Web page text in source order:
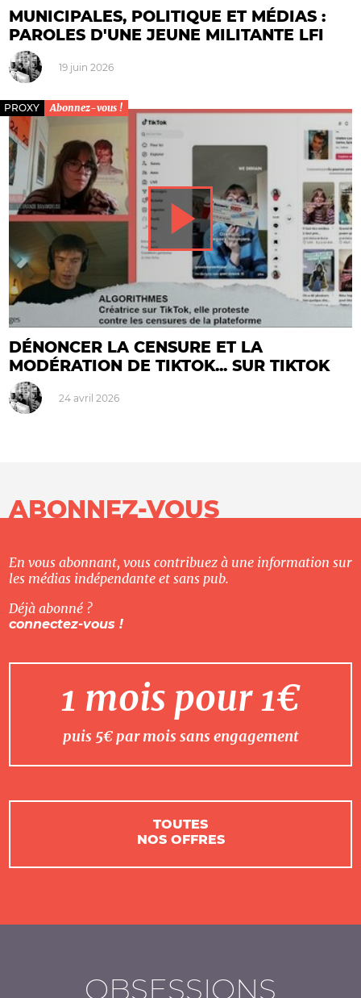
MUNICIPALES, POLITIQUE ET MÉDIAS :
PAROLES D'UNE JEUNE MILITANTE LFI
19 juin 2026
PROXY Abonnez-vous !
DÉNONCER LA CENSURE ET LA
MODÉRATION DE TIKTOK... SUR TIKTOK
24 avril 2026
ABONNEZ-VOUS
En vous abonnant, vous contribuez à une information sur
les médias indépendante et sans pub.
Déjà abonné ?
connectez-vous !
1 mois pour 1€
puis 5€ par mois sans engagement
TOUTES
NOS OFFRES
OBSESSIONS